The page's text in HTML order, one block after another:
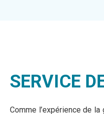
SERVICE
Comme l’expérience de